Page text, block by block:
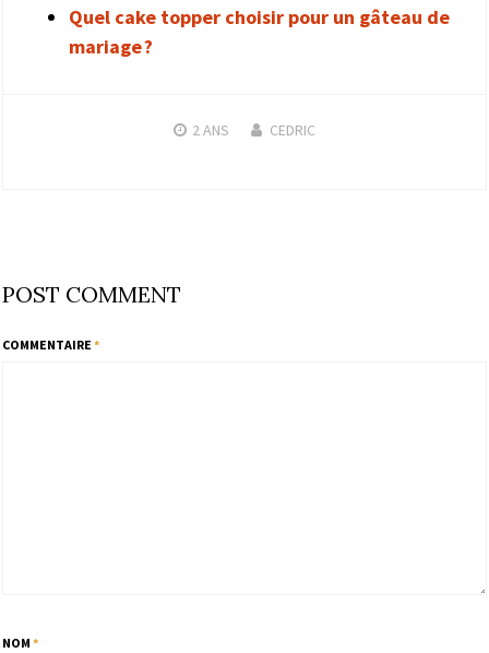
Quel cake topper choisir pour un gâteau de
mariage ?
2 ANS CEDRIC
POST COMMENT
COMMENTAIRE *
NOM *